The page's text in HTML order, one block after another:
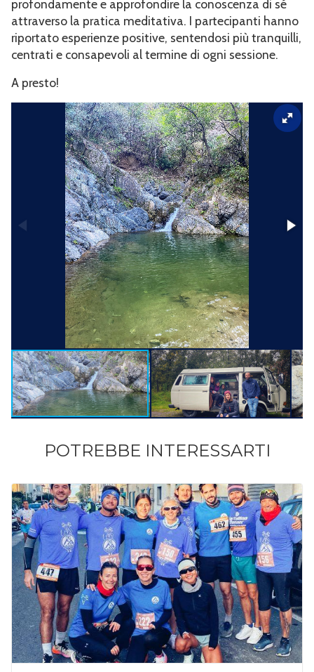
profondamente e approfondire la conoscenza di sé
attraverso la pratica meditativa. I partecipanti hanno
riportato esperienze positive, sentendosi più tranquilli,
centrati e consapevoli al termine di ogni sessione.
A presto!
POTREBBE INTERESSARTI